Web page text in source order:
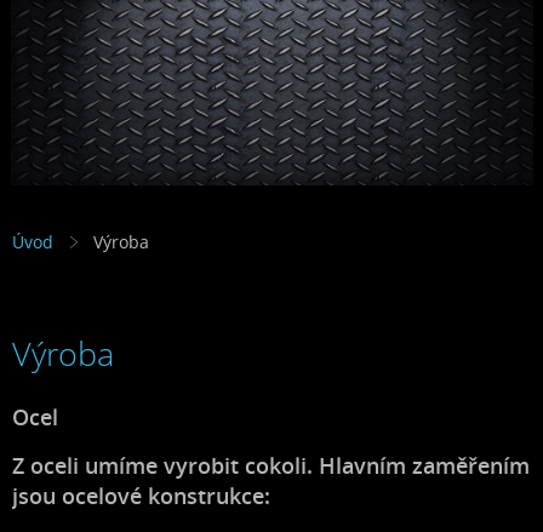
Úvod Výroba
Výroba
Ocel
Z oceli umíme vyrobit cokoli. Hlavním zaměřením
jsou ocelové konstrukce: